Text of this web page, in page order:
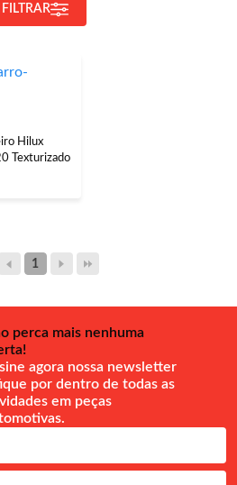
FILTRAR
Hilux
Texturizado
1
perca mais nenhuma
agora nossa newsletter
por dentro de todas as
em peças